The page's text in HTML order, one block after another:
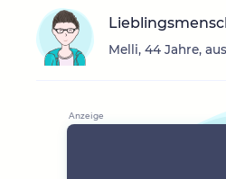
Melli, 44 Jahre,